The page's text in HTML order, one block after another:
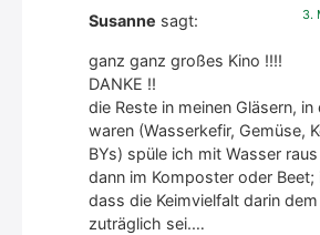
Susanne sagt: 3.
ganz ganz gro­ßes Kino !!!!
DANKE !!
die Res­te in mei­nen Glä­sern, in
waren (Was­ser­ke­fir, Gemü­se,
BYs) spü­le ich mit Was­ser
dann im Kom­pos­ter oder
dass die Keim­viel­falt dar­in
zuträg­lich sei.…